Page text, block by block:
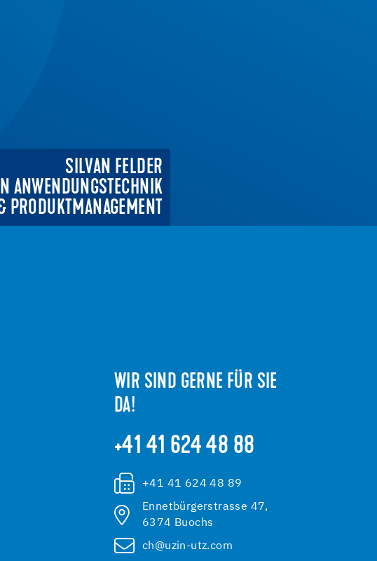
SILVAN FELDER
ANWENDUNGSTECHNIK
PRODUKTMANAGEMENT
WIR SIND GERNE FÜR SIE
DA!
+41 41 624 48 88
+41 41 624 48 89
Ennetbürgerstrasse 47,
6374 Buochs
ch@uzin-utz.com